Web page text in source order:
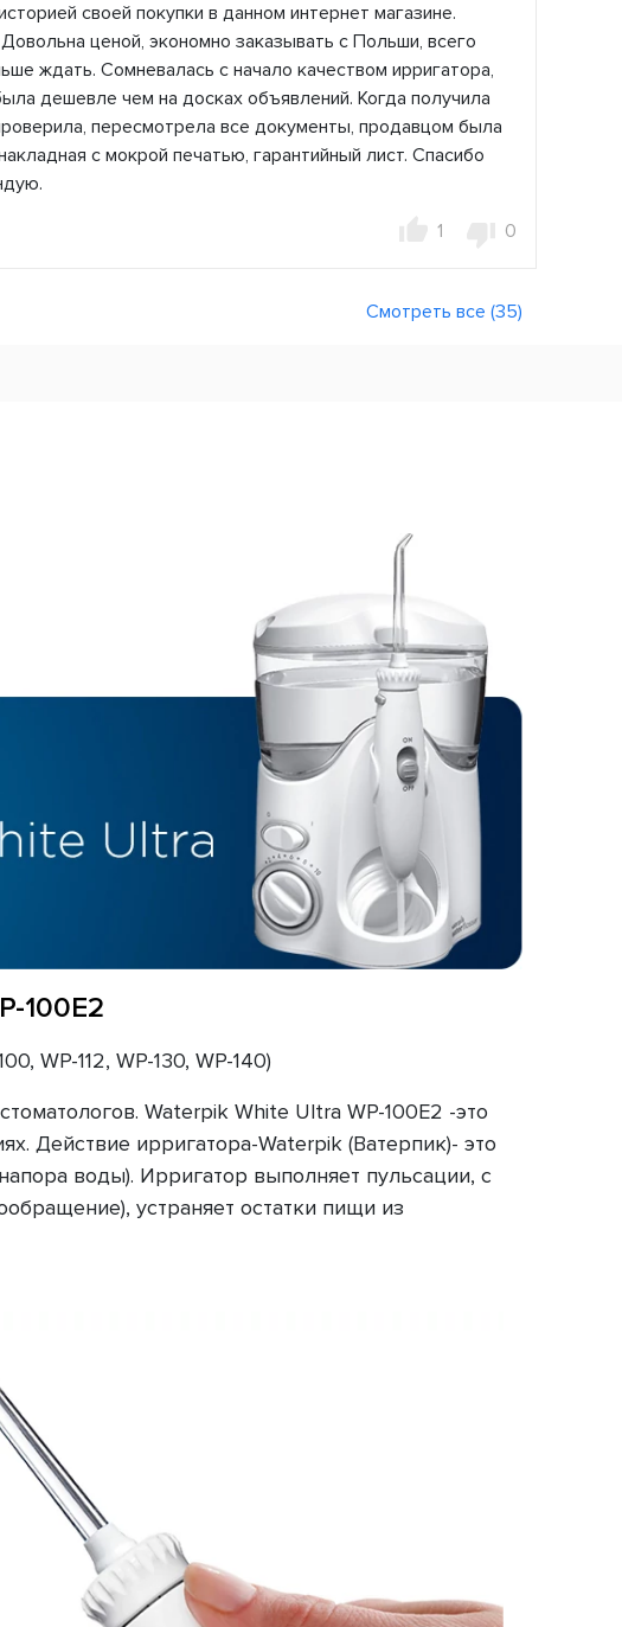
своей покупки в данном интернет магазине.
ценой, экономно заказывать с Польши, всего
ждать. Сомневалась с начало качеством ирригатора,
дешевле чем на досках объявлений. Когда получила
пересмотрела все документы, продавцом была
с мокрой печатью, гарантийный лист. Спасибо
1 0
Смотреть все (35)
100E2
WP-112, WP-130, WP-140)
Waterpik White Ultra WP-100E2 -это
Действие ирригатора-Waterpik (Ватерпик)- это
воды). Ирригатор выполняет пульсации, с
устраняет остатки пищи из